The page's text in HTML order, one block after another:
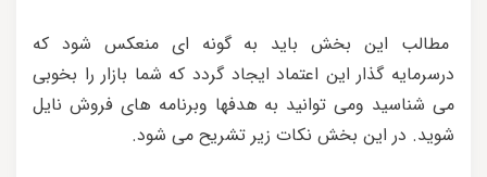
مطالب این بخش باید به گونه ای منعکس شود که
درسرمایه گذار این اعتماد ایجاد گردد که شما بازار را بخوبی
می شناسید ومی توانید به هدفها وبرنامه های فروش نایل
شوید. در این بخش نکات زیر تشریح می شود.